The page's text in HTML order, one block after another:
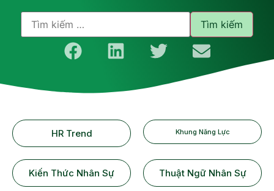
HR Trend Khung Năng Lực
Kiến Thức Nhân Sự Thuật Ngữ Nhân Sự